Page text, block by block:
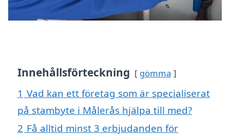
Innehållsförteckning gömma
1 Vad kan ett företag som är specialiserat
på stambyte i Målerås hjälpa till med?
2 Få alltid minst 3 erbjudanden för